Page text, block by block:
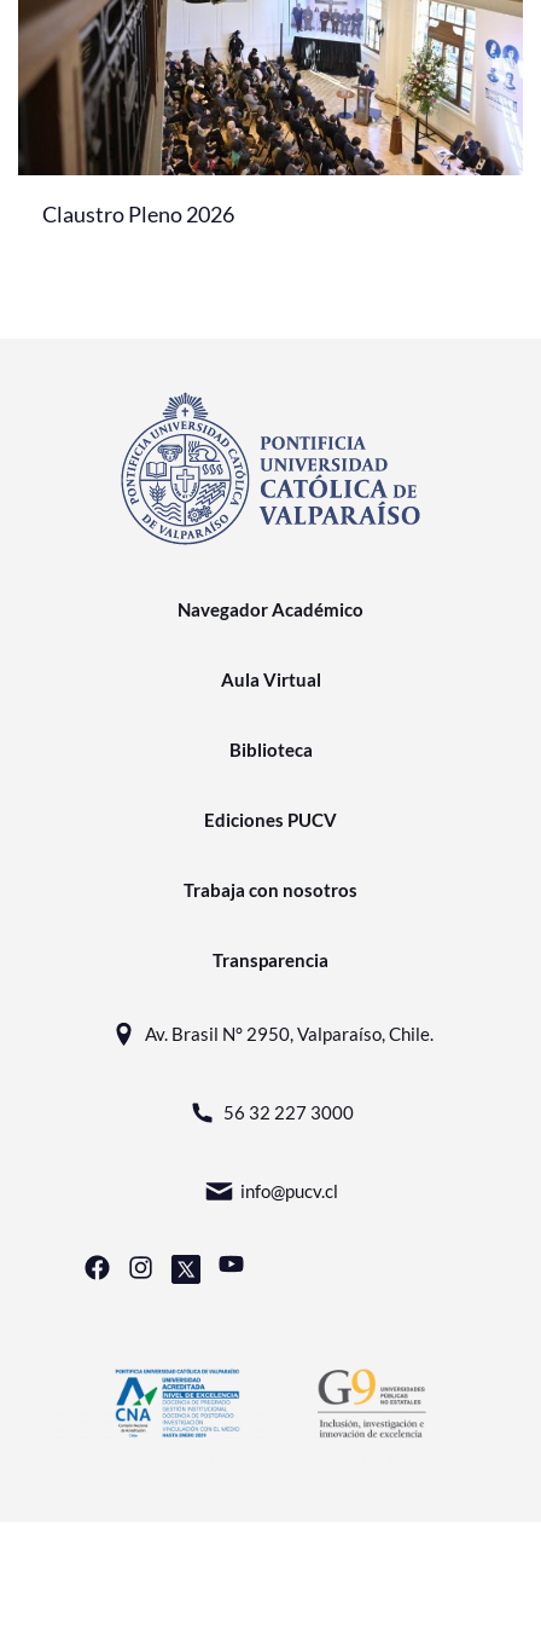
Claustro Pleno 2026
Navegador Académico
Aula Virtual
Biblioteca
Ediciones PUCV
Trabaja con nosotros
Transparencia
Av. Brasil N° 2950, Valparaíso, Chile.
56 32 227 3000
info@pucv.cl